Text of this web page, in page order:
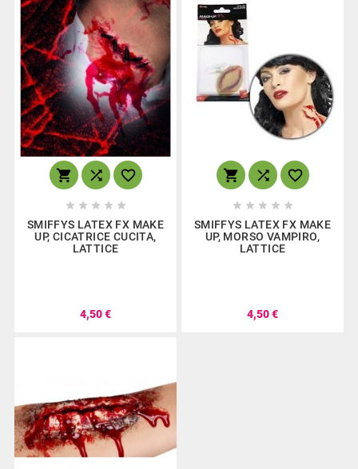
  
    
SMIFFYS LATEX FX MAKE
UP, CICATRICE CUCITA,
LATTICE
4,50 €
  
    
SMIFFYS LATEX FX MAKE
UP, MORSO VAMPIRO,
LATTICE
4,50 €